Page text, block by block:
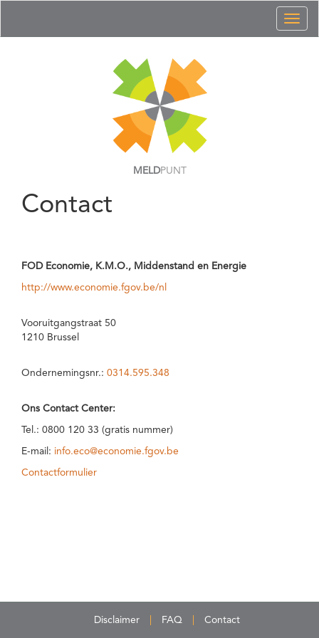
MELDPUNT
Contact
FOD Economie, K.M.O., Middenstand en Energie
http://www.economie.fgov.be/nl
Vooruitgangstraat 50
1210 Brussel
Ondernemingsnr.: 0314.595.348
Ons Contact Center:
Tel.: 0800 120 33 (gratis nummer)
E-mail: info.eco@economie.fgov.be
Contactformulier
Disclaimer FAQ Contact